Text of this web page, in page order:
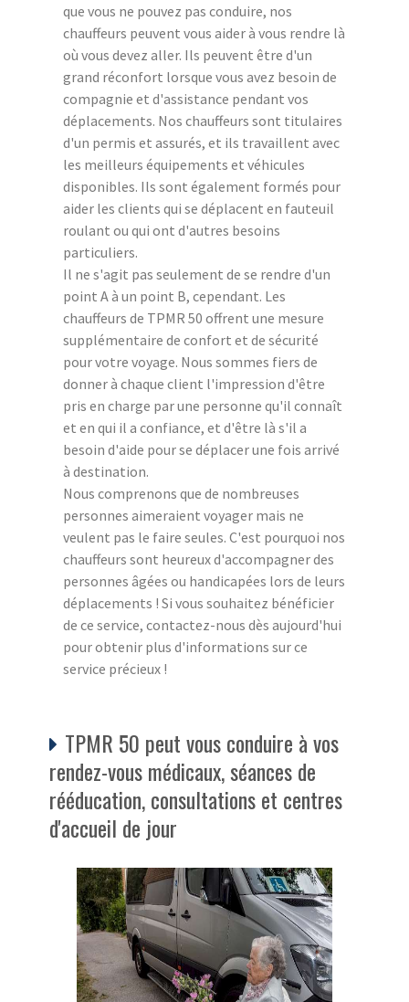
que vous ne pouvez pas conduire, nos
chauffeurs peuvent vous aider à vous rendre là
où vous devez aller. Ils peuvent être d'un
grand réconfort lorsque vous avez besoin de
compagnie et d'assistance pendant vos
déplacements. Nos chauffeurs sont titulaires
d'un permis et assurés, et ils travaillent avec
les meilleurs équipements et véhicules
disponibles. Ils sont également formés pour
aider les clients qui se déplacent en fauteuil
roulant ou qui ont d'autres besoins
particuliers.
Il ne s'agit pas seulement de se rendre d'un
point A à un point B, cependant. Les
chauffeurs de TPMR 50 offrent une mesure
supplémentaire de confort et de sécurité
pour votre voyage. Nous sommes fiers de
donner à chaque client l'impression d'être
pris en charge par une personne qu'il connaît
et en qui il a confiance, et d'être là s'il a
besoin d'aide pour se déplacer une fois arrivé
à destination.
Nous comprenons que de nombreuses
personnes aimeraient voyager mais ne
veulent pas le faire seules. C'est pourquoi nos
chauffeurs sont heureux d'accompagner des
personnes âgées ou handicapées lors de leurs
déplacements ! Si vous souhaitez bénéficier
de ce service, contactez-nous dès aujourd'hui
pour obtenir plus d'informations sur ce
service précieux !
TPMR 50 peut vous conduire à vos
rendez-vous médicaux, séances de
rééducation, consultations et centres
d'accueil de jour